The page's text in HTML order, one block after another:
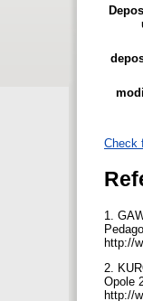
Check
1.
http://
2.
Opole
http://